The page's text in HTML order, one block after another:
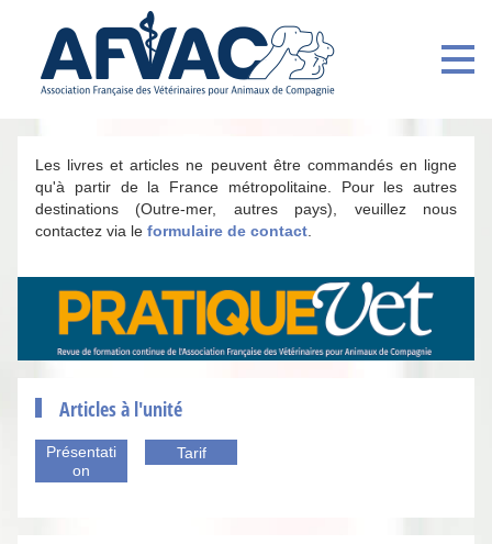
Les livres et articles ne peuvent être commandés en ligne
qu'à partir de la France métropolitaine. Pour les autres
destinations (Outre-mer, autres pays), veuillez nous
contactez via le formulaire de contact
Articles à l'unité
Présentati
on
Tarif